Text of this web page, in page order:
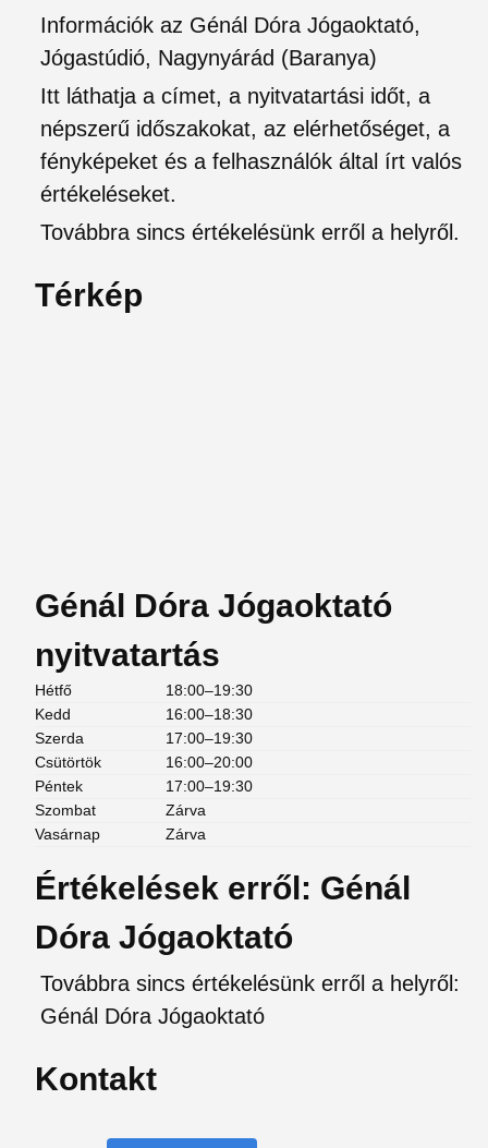
Információk az Génál Dóra Jógaoktató,
Jógastúdió, Nagynyárád (Baranya)
Itt láthatja a címet, a nyitvatartási időt, a
népszerű időszakokat, az elérhetőséget, a
fényképeket és a felhasználók által írt valós
értékeléseket.
Továbbra sincs értékelésünk erről a helyről.
Térkép
Génál Dóra Jógaoktató
nyitvatartás
Hétfő
18:00–19:30
Kedd
16:00–18:30
Szerda
17:00–19:30
Csütörtök
16:00–20:00
Péntek
17:00–19:30
Szombat
Zárva
Vasárnap
Zárva
Értékelések erről: Génál
Dóra Jógaoktató
Továbbra sincs értékelésünk erről a helyről:
Génál Dóra Jógaoktató
Kontakt